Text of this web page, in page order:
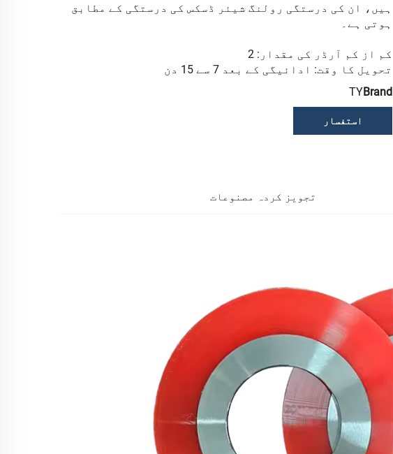
ہیں، ان کی درستگی رولنگ شیئر ڈسکس کی درستگی کے مطابق
ہوتی ہے۔
کم از کم آرڈر کی مقدار: 2
تحویل کا وقت: ادائیگی کے بعد 7 سے 15 دن
Brand
TY
استفسار
تجویز کردہ مصنوعات